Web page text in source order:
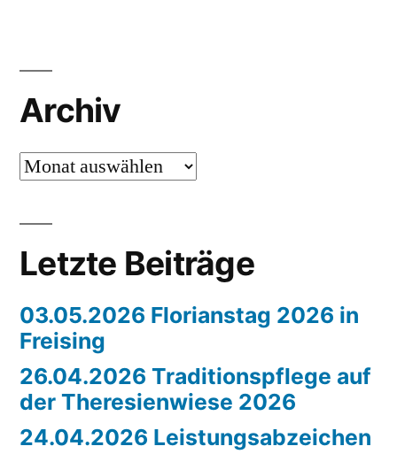
Archiv
Archiv
Letzte Beiträge
03.05.2026 Florianstag 2026 in
Freising
26.04.2026 Traditionspflege auf
der Theresienwiese 2026
24.04.2026 Leistungsabzeichen